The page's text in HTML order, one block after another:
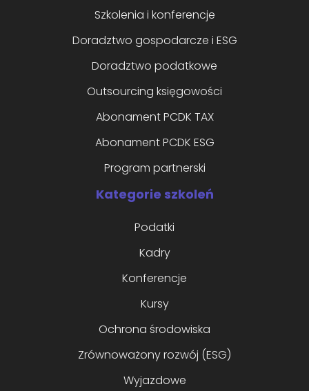
Szkolenia i konferencje
Doradztwo gospodarcze i ESG
Doradztwo podatkowe
Outsourcing księgowości
Abonament PCDK TAX
Abonament PCDK ESG
Program partnerski
Kategorie szkoleń
Podatki
Kadry
Konferencje
Kursy
Ochrona środowiska
Zrównoważony rozwój (ESG)
Wyjazdowe